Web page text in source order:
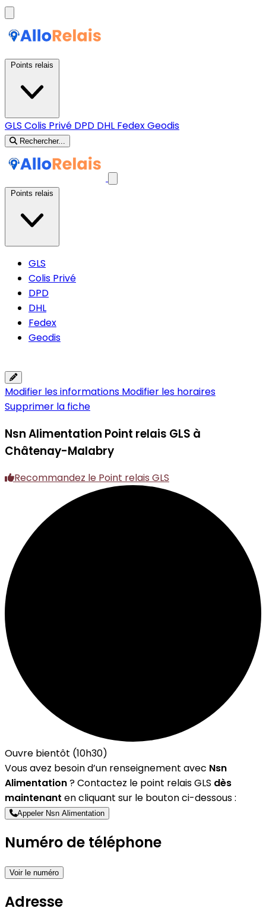
GLS Colis Privé DPD DHL FedexGeodis
Rechercher...
GLS
Colis Privé
DPD
DHL
Fedex
Geodis
Modifier les informations Modifier les horaires
Supprimer la fiche
Nsn Alimentation Point relais GLS à
Châtenay-Malabry
Recommandez le Point relais GLS
Ouvre bientôt (10h30)
Vous avez besoin d’un renseignement avec Nsn
Alimentation? Contactez le point relais GLS dès
maintenant en cliquant sur le bouton ci-dessous :
Appeler Nsn Alimentation
Numéro de téléphone
Voir le numéro
Adresse